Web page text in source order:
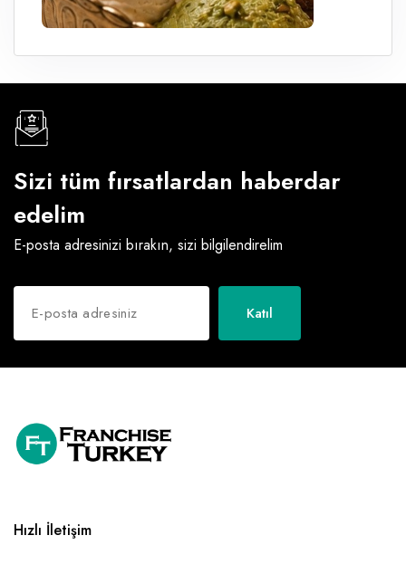
Sizi tüm fırsatlardan haberdar
edelim
E-posta adresinizi bırakın, sizi bilgilendirelim
Katıl
Hızlı İletişim